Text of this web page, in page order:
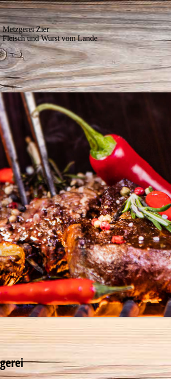
Metzgerei Zier
Fleisch und Wurst vom Lande